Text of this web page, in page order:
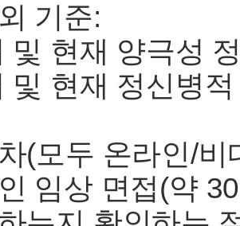
기준:
현재 양극성
현재 정신병적
(모두 온라인/비
임상 면접(약